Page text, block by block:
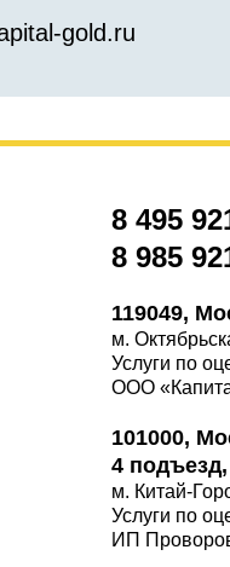
gold.ru
8 495
8 985
119049,
м.
Услуги по
ООО
101000,
4
м. Китай-
Услуги по
ИП